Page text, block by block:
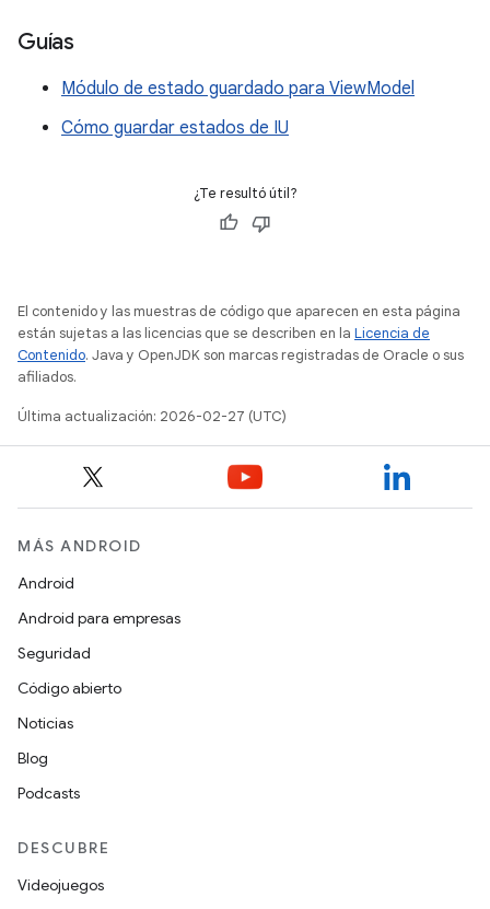
Guías
Módulo de estado guardado para ViewModel
Cómo guardar estados de IU
¿Te resultó útil?
El contenido y las muestras de código que aparecen en esta página
están sujetas a las licencias que se describen en la Licencia de
Contenido. Java y OpenJDK son marcas registradas de Oracle o sus
afiliados.
Última actualización: 2026-02-27 (UTC)
MÁS ANDROID
Android
Android para empresas
Seguridad
Código abierto
Noticias
Blog
Podcasts
DESCUBRE
Videojuegos